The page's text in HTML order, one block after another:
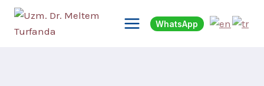
Skip
WhatsApp